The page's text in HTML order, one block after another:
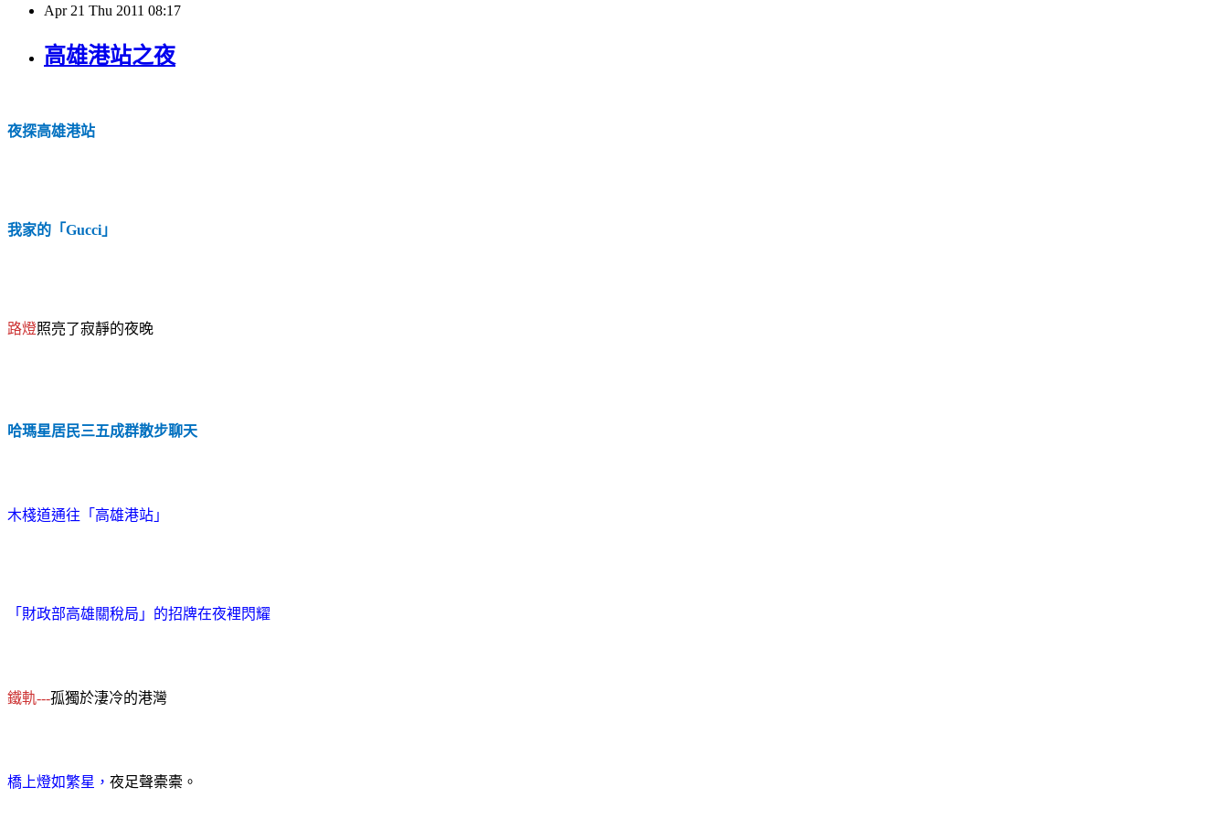
Apr 21 Thu 2011 08:17
高雄港站之夜
夜探高雄港站
我家的「Gucci」
路燈照亮了寂靜的夜晚
哈瑪星居民三五成群散步聊天
木棧道通往「高雄港站」
「財政部高雄關稅局」的招牌在夜裡閃耀
鐵軌---孤獨於淒冷的港灣
橋上燈如繁星， 夜足聲橐橐。